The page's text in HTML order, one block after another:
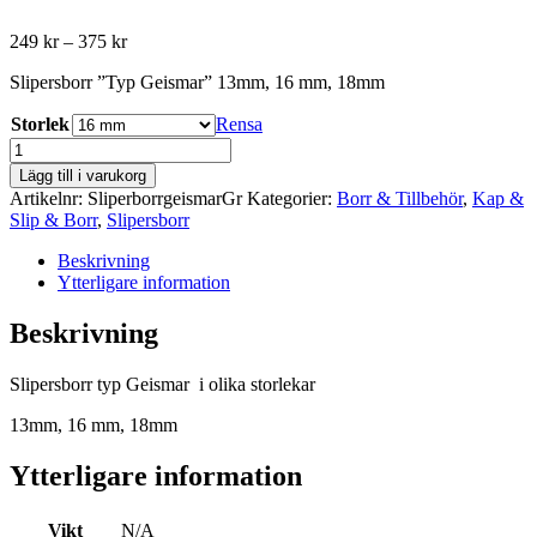
249 kr – 375 krPrisintervall:
till
Slipersborr ”Typ Geismar” 13mm, 16 mm, 18mm
Storlek
Rensa
Slipersborr
”Typ
Geismar”
-
Olika
Storlekar
mängd
Lägg till i varukorg
Artikelnr: SliperborrgeismarGr Kategorier: Borr & Tillbehör, Kap &
Slip & Borr, Slipersborr
Beskrivning
Ytterligare information
Beskrivning
Slipersborr typ Geismar i olika storlekar
13mm, 16 mm, 18mm
Ytterligare information
Vikt N/A